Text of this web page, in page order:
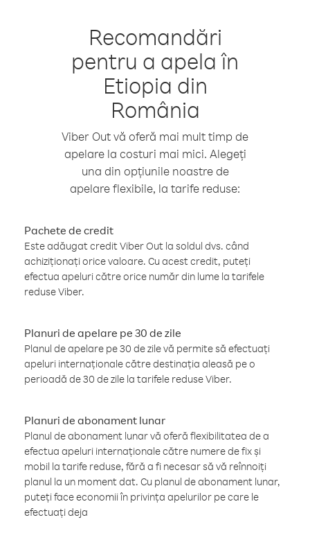
Recomandări
pentru a apela în
Etiopia din
România
Viber Out vă oferă mai mult timp de
apelare la costuri mai mici. Alegeți
una din opțiunile noastre de
apelare flexibile, la tarife reduse:
Pachete de credit
Este adăugat credit Viber Out la soldul dvs. când
achiziționați orice valoare. Cu acest credit, puteți
efectua apeluri către orice număr din lume la tarifele
reduse Viber.
Planuri de apelare pe 30 de zile
Planul de apelare pe 30 de zile vă permite să efectuați
apeluri internaționale către destinația aleasă pe o
perioadă de 30 de zile la tarifele reduse Viber.
Planuri de abonament lunar
Planul de abonament lunar vă oferă flexibilitatea de a
efectua apeluri internaționale către numere de fix și
mobil la tarife reduse, fără a fi necesar să vă reînnoiți
planul la un moment dat. Cu planul de abonament lunar,
puteți face economii în privința apelurilor pe care le
efectuați deja